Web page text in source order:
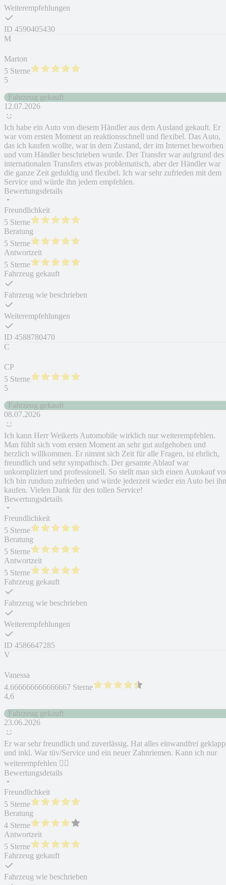
Weiterempfehlungen
ID 4590405430
M
Marton
5 Sterne
5
Fahrzeug gekauft
12.07.2026
Ich habe ein Auto von diesem Händler aus dem Ausland gekauft. Er
war vom ersten Moment an reaktionsschnell und flexibel. Das Auto,
das ich kaufen wollte, war in dem Zustand, der im Internet beworben
und vom Händler beschrieben wurde. Der Transfer war aufgrund des
internationalen Transfers etwas problematisch, aber der Händler war
die ganze Zeit geduldig und flexibel. Ich war sehr zufrieden mit dem
Service und würde ihn jedem empfehlen.
Bewertungsdetails
Freundlichkeit
5 Sterne
Beratung
5 Sterne
Antwortzeit
5 Sterne
Fahrzeug gekauft
Fahrzeug wie beschrieben
Weiterempfehlungen
ID 4588780470
C
CP
5 Sterne
5
Fahrzeug gekauft
08.07.2026
Ich kann Herr Weikerts Automobile wirklich nur weiterempfehlen.
Man fühlt sich vom ersten Moment an sehr gut aufgehoben und
herzlich willkommen. Er nimmt sich Zeit für alle Fragen, ist ehrlich,
freundlich und sehr sympathisch. Der gesamte Ablauf war
unkompliziert und professionell. So stellt man sich einen Autokauf
Ich bin rundum zufrieden und würde jederzeit wieder ein Auto bei
kaufen. Vielen Dank für den tollen Service!
Bewertungsdetails
Freundlichkeit
5 Sterne
Beratung
5 Sterne
Antwortzeit
5 Sterne
Fahrzeug gekauft
Fahrzeug wie beschrieben
Weiterempfehlungen
ID 4586647285
V
Vanessa
4.666666666666667 Sterne
4,6
Fahrzeug gekauft
23.06.2026
Er war sehr freundlich und zuverlässig. Hat alles einwandfrei
und inkl. War tüv/Service und ein neuer Zahnriemen. Kann ich nur
weiterempfehlen 👍🏼
Bewertungsdetails
Freundlichkeit
5 Sterne
Beratung
4 Sterne
Antwortzeit
5 Sterne
Fahrzeug gekauft
Fahrzeug wie beschrieben